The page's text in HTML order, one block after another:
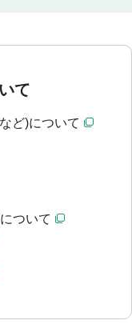
て
ど)について
ついて